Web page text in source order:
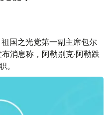
国之光党第一副主席包尔
消息称，阿勒别克·阿勒跌
。